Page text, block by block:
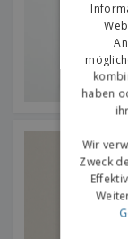
haben
Wir
Zweck